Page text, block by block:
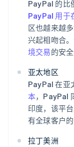
PayPal 的比
PayPal 用于
区也越来越
兴起相吻合
境交易的安全
亚太地区
PayPal 在亚
本，PayPal
印度，该平
有全球客户
拉丁美洲